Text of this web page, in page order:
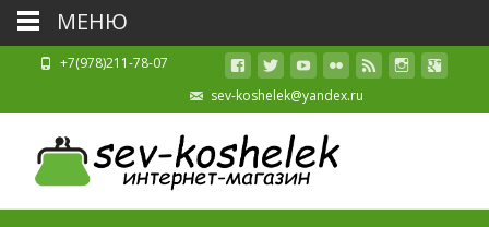
+7(978)211-78-07
sev-koshelek@yandex.ru
МЕНЮ